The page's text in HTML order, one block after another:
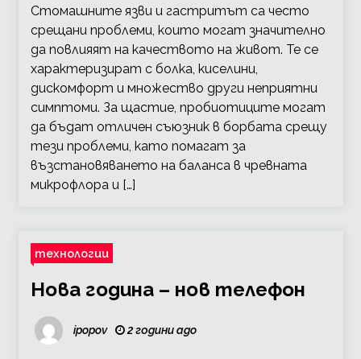
Стомашните язви и гастритът са често
срещани проблеми, които могат значително
да повлияят на качеството на живот. Те се
характеризират с болка, киселини,
дискомфорт и множество други неприятни
симптоми. За щастие, пробиотиците могат
да бъдат отличен съюзник в борбата срещу
тези проблеми, като помагат за
възстановяването на баланса в чревната
микрофлора и […]
технологии
Нова година – нов телефон
ipopov 2 години ago